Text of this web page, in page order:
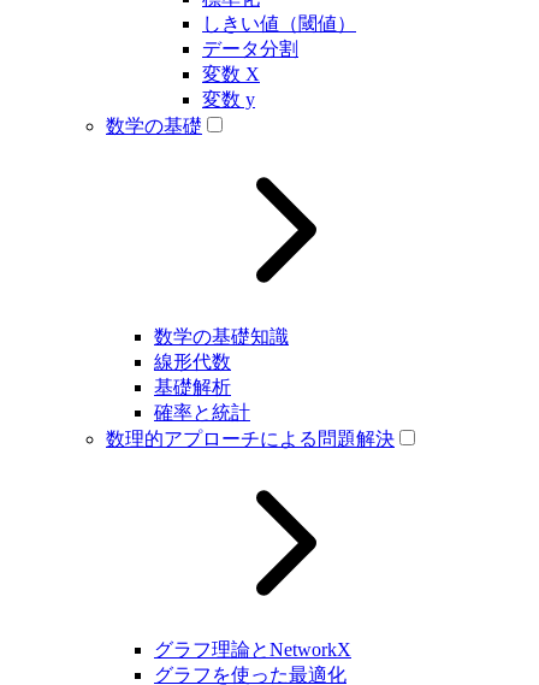
しきい値（閾値）
データ分割
変数 X
変数 y
数学の基礎
数学の基礎知識
線形代数
基礎解析
確率と統計
数理的アプローチによる問題解決
グラフ理論とNetworkX
グラフを使った最適化